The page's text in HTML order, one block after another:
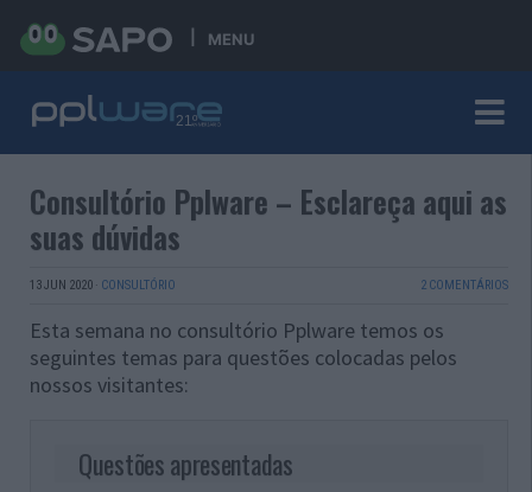
MENU
Consultório Pplware – Esclareça aqui as
suas dúvidas
13 JUN 2020 · CONSULTÓRIO 2 COMENTÁRIOS
Esta semana no consultório Pplware temos os
seguintes temas para questões colocadas pelos
nossos visitantes:
Questões apresentadas